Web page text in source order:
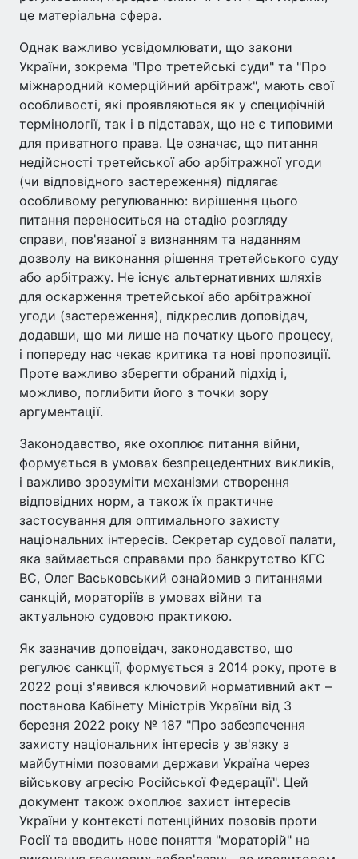
це матеріальна сфера.
Однак важливо усвідомлювати, що закони
України, зокрема "Про третейські суди" та "Про
міжнародний комерційний арбітраж", мають свої
особливості, які проявляються як у специфічній
термінології, так і в підставах, що не є типовими
для приватного права. Це означає, що питання
недійсності третейської або арбітражної угоди
(чи відповідного застереження) підлягає
особливому регулюванню: вирішення цього
питання переноситься на стадію розгляду
справи, пов'язаної з визнанням та наданням
дозволу на виконання рішення третейського суду
або арбітражу. Не існує альтернативних шляхів
для оскарження третейської або арбітражної
угоди (застереження), підкреслив доповідач,
додавши, що ми лише на початку цього процесу,
і попереду нас чекає критика та нові пропозиції.
Проте важливо зберегти обраний підхід і,
можливо, поглибити його з точки зору
аргументації.
Законодавство, яке охоплює питання війни,
формується в умовах безпрецедентних викликів,
і важливо зрозуміти механізми створення
відповідних норм, а також їх практичне
застосування для оптимального захисту
національних інтересів. Секретар судової палати,
яка займається справами про банкрутство КГС
ВС, Олег Васьковський ознайомив з питаннями
санкцій, мораторіїв в умовах війни та
актуальною судовою практикою.
Як зазначив доповідач, законодавство, що
регулює санкції, формується з 2014 року, проте в
2022 році з'явився ключовий нормативний акт –
постанова Кабінету Міністрів України від 3
березня 2022 року № 187 "Про забезпечення
захисту національних інтересів у зв'язку з
майбутніми позовами держави Україна через
військову агресію Російської Федерації". Цей
документ також охоплює захист інтересів
України у контексті потенційних позовів проти
Росії та вводить нове поняття "мораторій" на